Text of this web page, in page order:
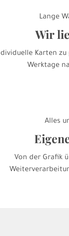
Lange
Wir
Karten
Werktage
Alles
Von der Grafik